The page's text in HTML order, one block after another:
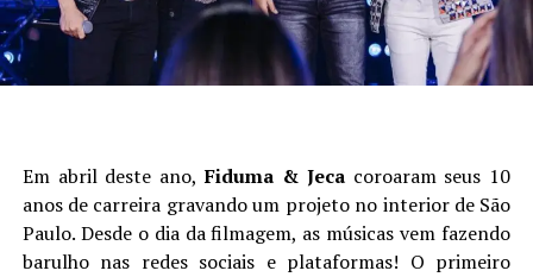
Em abril deste ano,Fiduma & Jecacoroaram seus 10
anos de carreira gravando um projeto no interior de São
Paulo. Desde o dia da filmagem, as músicas vem fazendo
barulho nas redes sociais e plataformas! O primeiro